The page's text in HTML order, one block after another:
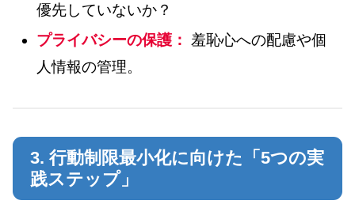
優先していないか？
プライバシーの保護： 羞恥心への配慮や個
人情報の管理。
3. 行動制限最小化に向けた「5つの実
践ステップ」